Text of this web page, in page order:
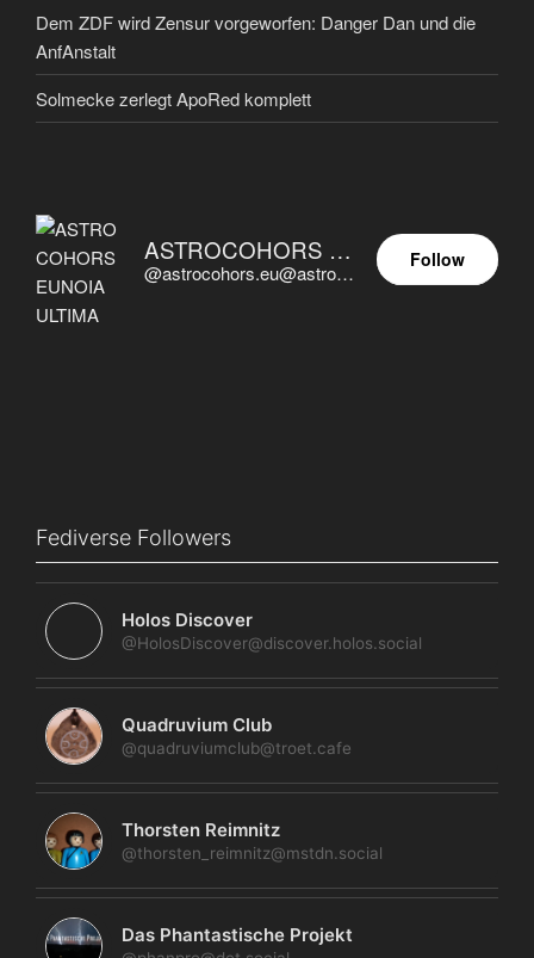
Dem ZDF wird Zensur vorgeworfen: Danger Dan und die
AnfAnstalt
Solmecke zerlegt ApoRed komplett
ASTROCOHORS EUNOIA ULTIMA
@astrocohors.eu@astrocohors.eu
Follow
Fediverse Followers
Holos Discover
@HolosDiscover@discover.holos.social
Quadruvium Club
@quadruviumclub@troet.cafe
Thorsten Reimnitz
@thorsten_reimnitz@mstdn.social
Das Phantastische Projekt